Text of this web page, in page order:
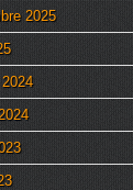
2025